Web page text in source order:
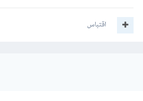
اقتباس